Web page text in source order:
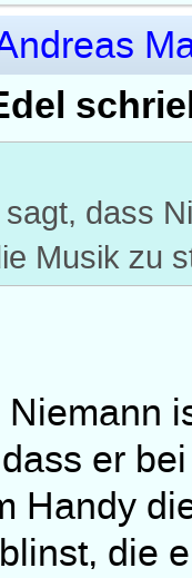
dass
Musik zu
Niemann
er
Handy
die